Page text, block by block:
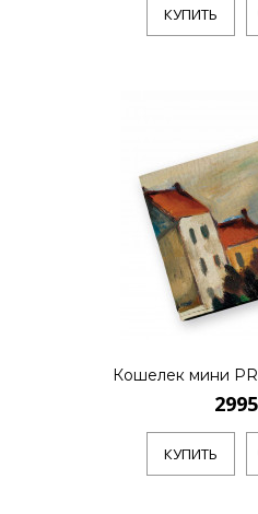
2995р.
КУПИТЬ
2995р.
КУПИТЬ
Кошелек мини
КУПИТЬ